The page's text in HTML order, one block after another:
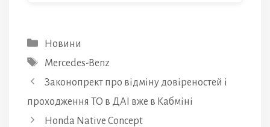
Категорії
Новини
Позначки
Mercedes-Benz
Законопрект про відміну довіреностей і
проходження ТО в ДАІ вже в Кабміні
Honda Native Concept